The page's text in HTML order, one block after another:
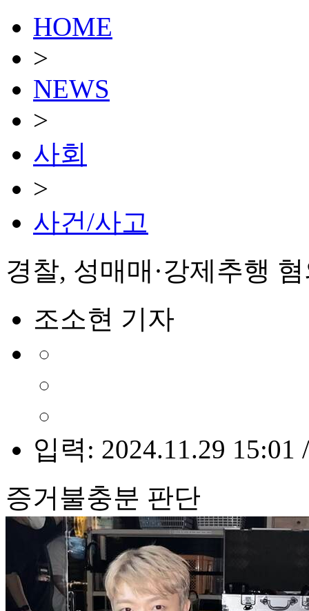
HOME
>
NEWS
>
사회
>
사건/사고
경찰, 성매매·강제추행
조소현 기자
입력: 2024.11.29 15:01
증거불충분 판단